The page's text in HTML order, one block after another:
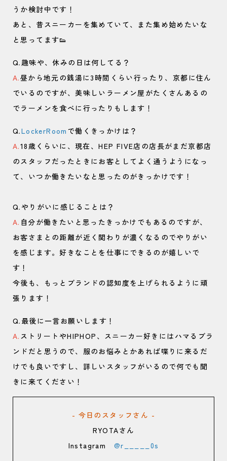
うか検討中です！
あと、昔スニーカーを集めていて、また集め始めたいな
と思ってます👟
Q.趣味や、休みの日は何してる？
A.昼から地元の銭湯に3時間くらい行ったり、京都に住ん
でいるのですが、美味しいラーメン屋がたくさんあるの
でラーメンを食べに行ったりもします！
Q.LockerRoom で働くきっかけは？
A.18歳くらいに、現在、HEP FIVE店の店長がまだ京都店
のスタッフだったときにお客としてよく通うようになっ
て、いつか働きたいなと思ったのがきっかけです！
Q.やりがいに感じることは？
A. 自分が働きたいと思ったきっかけでもあるのですが、
お客さまとの距離が近く関わりが濃くなるのでやりがい
を感じます。好きなことを仕事にできるのが嬉しいで
す！
今後も、もっとブランドの認知度を上げられるように頑
張ります！
Q.最後に一言お願いします！
A. ストリートやHIPHOP、スニーカー好きにはハマるブラ
ンドだと思うので、服のお悩みとかあれば喋りに来るだ
けでも良いですし、詳しいスタッフがいるので何でも聞
きに来てください！
- 今日のスタッフさん -
RYOTAさん
Instagram @r_____0s